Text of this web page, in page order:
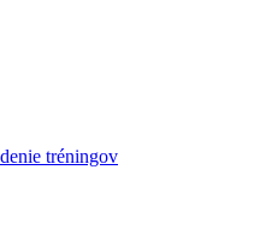
tréningov